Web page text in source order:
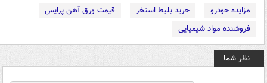
مزایده خودرو
خرید بلیط استخر
قیمت ورق آهن پرایس
فروشنده مواد شیمیایی
نظر شما